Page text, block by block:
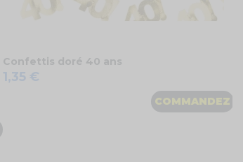
Confettis doré 40 ans
1,35 €
COMMANDEZ